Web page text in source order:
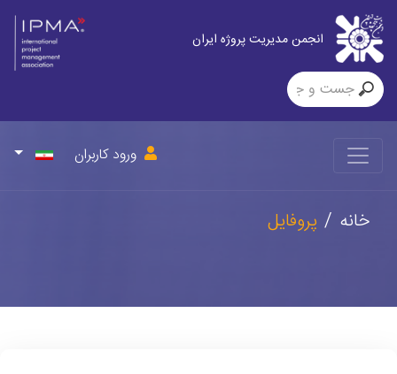
انجمن مدیریت پروژه ایران
ورود کاربران
خانه پروفایل